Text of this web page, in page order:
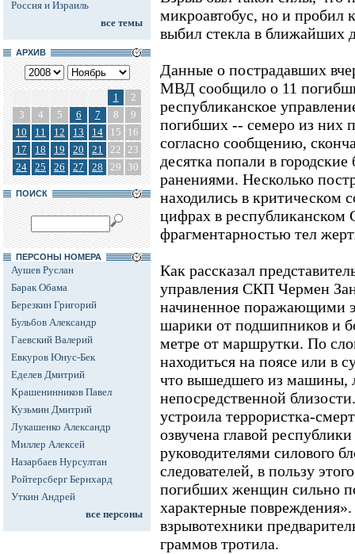
Россия и Израиль
все темы
АРХИВ
1
2
3
4 5 6 7 8
9
10
11 12 13 14 15
16
17
18 19 20 21 22 23
24
25 26 27 28 29 30
ПОИСК
ПЕРСОНЫ НОМЕРА
Аушев Руслан
Барак Обама
Березкин Григорий
Бульбов Александр
Гаевский Валерий
Евкуров Юнус-Бек
Еделев Дмитрий
Крашенинников Павел
Кузьмин Дмитрий
Лукашенко Александр
Миллер Алексей
Назарбаев Нурсултан
Ройтерсберг Бернхард
Уткин Андрей
все персоны
микроавтобус, но и пробил
выбил стекла в ближайших
Данные о пострадавших
МВД сообщило о 11
республиканское
погибших -- семеро из них
согласно сообщению,
десятка попали в
ранениями. Несколько
находились в критическом
цифрах в
фрагментарностью тел
Как рассказал
управления СКП Чермен
начиненное поражающими
шарики от подшипников и
метре от маршрутки. По
находиться на поясе или в
что вышедшего из машины,
непосредственной
устроила террористка-
озвучена главой
руководителями силового
следователей, в пользу
погибших женщин сильно
характерные
взрывотехники
граммов тротила.